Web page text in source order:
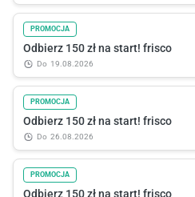
PROMOCJA
Odbierz 150 zł na start! frisco
do 19.08.2026
PROMOCJA
Odbierz 150 zł na start! frisco
do 26.08.2026
PROMOCJA
Odbierz 150 zł na start! frisco